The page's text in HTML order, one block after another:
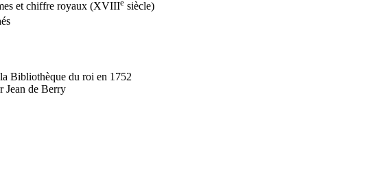
et chiffre royaux (XVIIIe siècle)
Bibliothèque du roi en 1752
Jean de Berry